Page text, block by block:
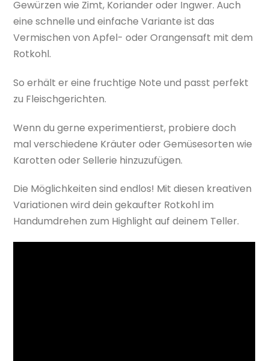
Gewürzen wie Zimt, Koriander oder Ingwer. Auch
eine schnelle und einfache Variante ist das
Vermischen von Apfel- oder Orangensaft mit dem
Rotkohl.
So erhält er eine fruchtige Note und passt perfekt
zu Fleischgerichten.
Wenn du gerne experimentierst, probiere doch
mal verschiedene Kräuter oder Gemüsesorten wie
Karotten oder Sellerie hinzuzufügen.
Die Möglichkeiten sind endlos! Mit diesen kreativen
Variationen wird dein gekaufter Rotkohl im
Handumdrehen zum Highlight auf deinem Teller.